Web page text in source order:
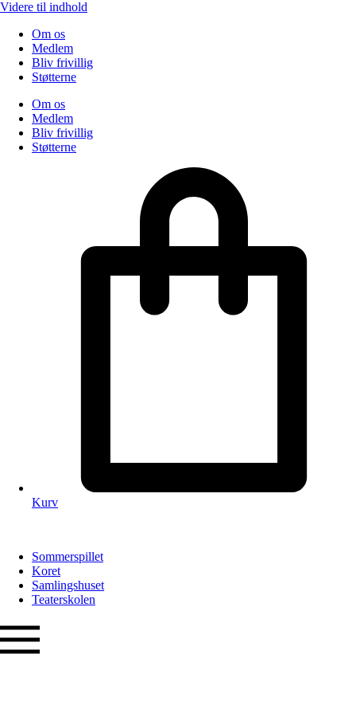
Videre til indhold
Om os
Medlem
Bliv frivillig
Støtterne
Om os
Medlem
Bliv frivillig
Støtterne
Kurv
Sommerspillet
Koret
Samlingshuset
Teaterskolen